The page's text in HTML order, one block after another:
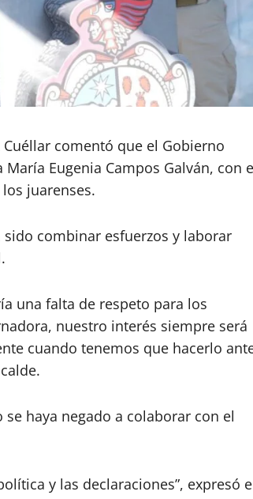
Cuéllar comentó que el Gobierno
Eugenia Campos Galván, con
juarenses.
combinar esfuerzos y laborar
una falta de respeto para los
nuestro interés siempre será
cuando tenemos que hacerlo
haya negado a colaborar con el
y las declaraciones”, expresó